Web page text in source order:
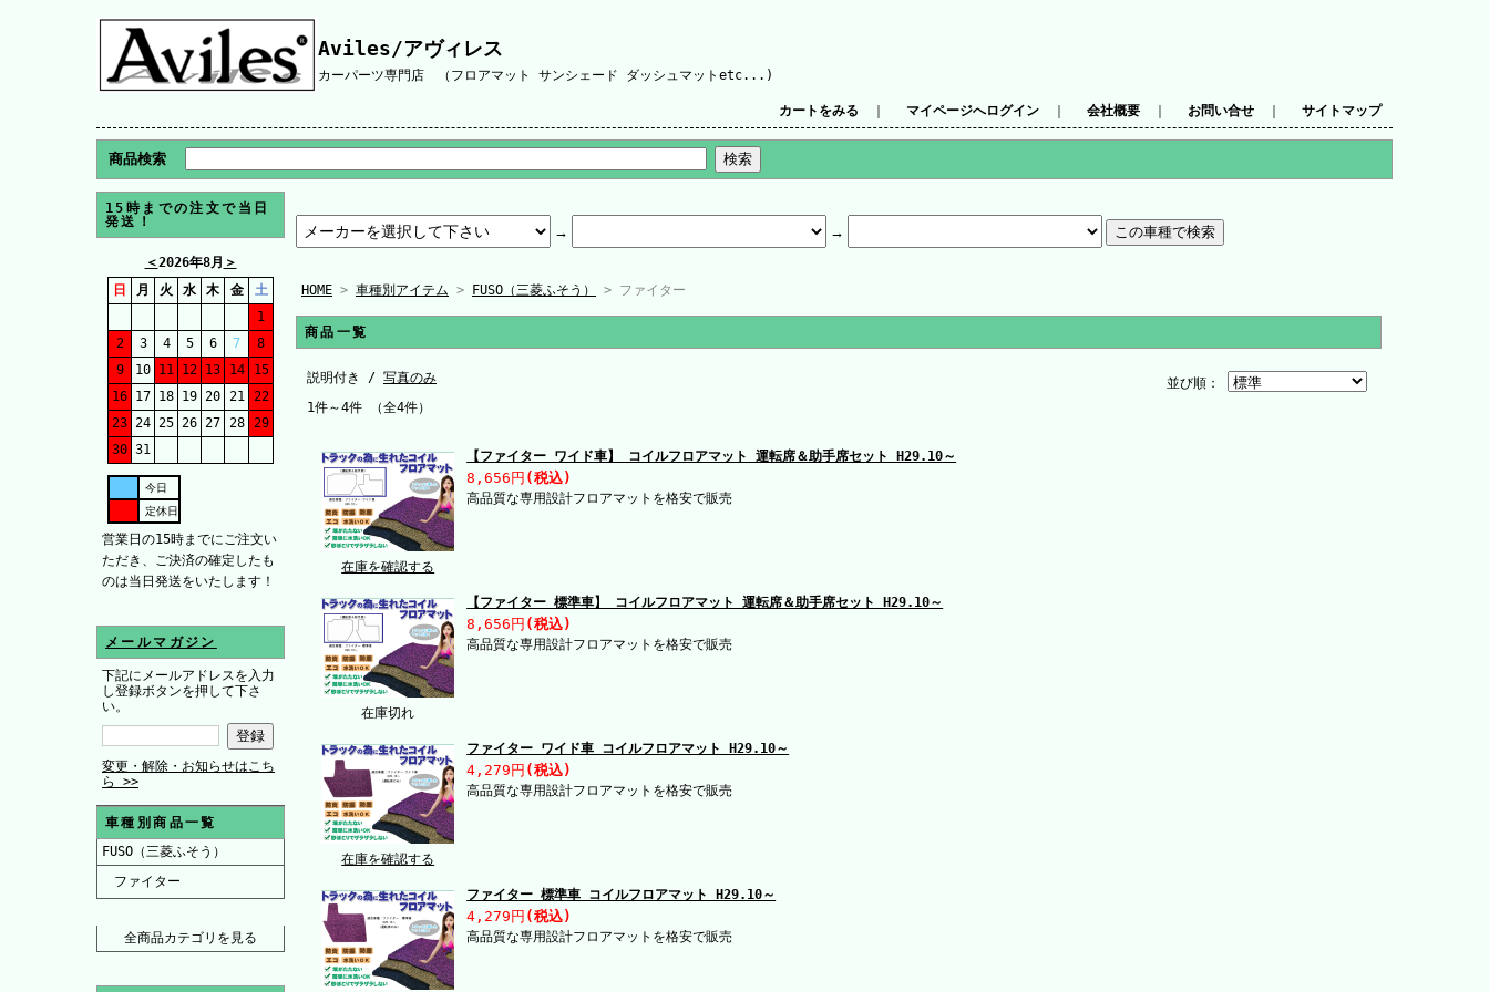
Aviles/アヴィレス
カーパーツ専門店 （フロアマット サンシェード ダッシュマットetc...)
カートをみる マイページへログイン 会社概要 お問い合せ サイトマップ
商品検索
15時までの注文で当日
発送！
＜2026年8月 ＞
日
月 火 水 木 金
土
1
2
3 4 5 6 7
8
9
10 11 12 13 14
15
16 17 18 19 20 21
22
23 24 25 26 27 28
29
30 31
今日
定休日
営業日の15時までにご注文い
ただき、ご決済の確定したも
のは当日発送をいたします！
メールマガジン
下記にメールアドレスを入力
し登録ボタンを押して下さ
い。
変更・解除・お知らせはこち
ら >>
車種別商品一覧
FUSO（三菱ふそう）
ファイター
全商品カテゴリを見る
HOME > 車種別アイテム > FUSO（三菱ふそう） > ファイター
商品一覧
並び順：
説明付き / 写真のみ
1件～4件 （全4件）
在庫を確認する
【ファイター ワイド車】 コイルフロアマット 運転席＆助手席セット H29.10～
8,656円 (税込)
高品質な専用設計フロアマットを格安で販売
在庫切れ
【ファイター 標準車】 コイルフロアマット 運転席＆助手席セット H29.10～
8,656円 (税込)
高品質な専用設計フロアマットを格安で販売
在庫を確認する
ファイター ワイド車 コイルフロアマット H29.10～
4,279円 (税込)
高品質な専用設計フロアマットを格安で販売
ファイター 標準車 コイルフロアマット H29.10～
4,279円 (税込)
高品質な専用設計フロアマットを格安で販売